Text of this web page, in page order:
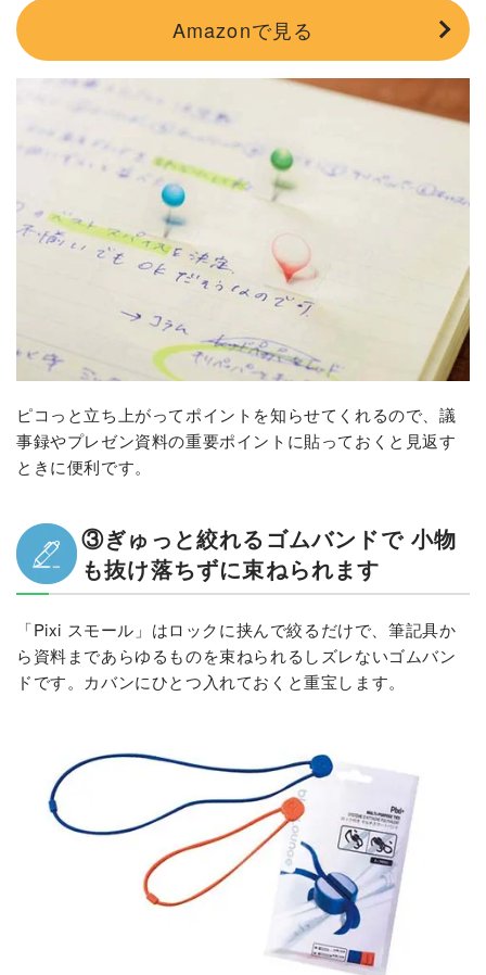
Amazonで見る
ピコっと立ち上がってポイントを知らせてくれるので、議
事録やプレゼン資料の重要ポイントに貼っておくと見返す
ときに便利です。
③ぎゅっと絞れるゴムバンドで 小物
も抜け落ちずに束ねられます
「Pixi スモール」はロックに挟んで絞るだけで、筆記具か
ら資料まであらゆるものを束ねられるしズレないゴムバン
ドです。カバンにひとつ入れておくと重宝します。